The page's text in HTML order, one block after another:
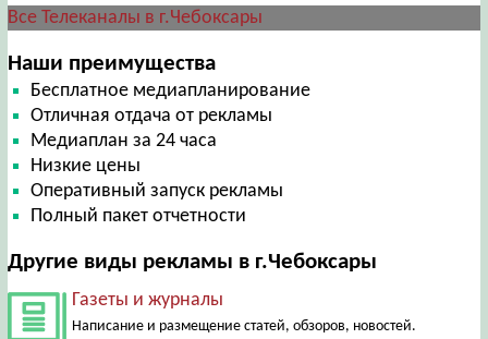
Все Телеканалы в г.Чебоксары
Наши преимущества
Бесплатное медиапланирование
Отличная отдача от рекламы
Медиаплан за 24 часа
Низкие цены
Оперативный запуск рекламы
Полный пакет отчетности
Другие виды рекламы в г.Чебоксары
Газеты и журналы
Написание и размещение статей, обзоров, новостей.